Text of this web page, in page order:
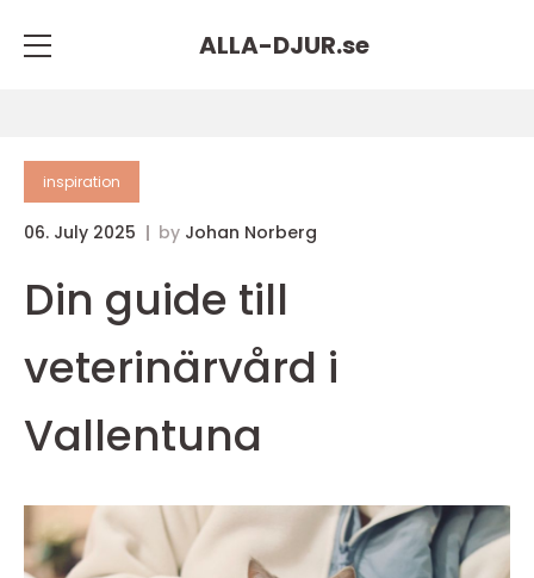
ALLA-DJUR.se
inspiration
06. July 2025 by Johan Norberg
Din guide till
veterinärvård i
Vallentuna